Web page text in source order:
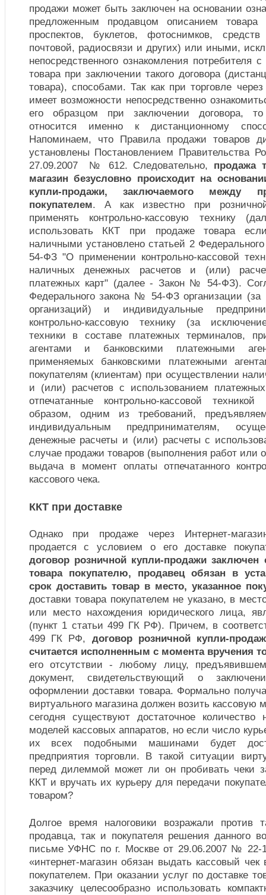
продажи может быть заключен на основании
предложенным продавцом описанием товара
проспектов, буклетов, фотоснимков,
почтовой, радиосвязи и других) или иными,
непосредственного ознакомления потребителя
товара при заключении такого договора
товара), способами. Так как при торговле
имеет возможности непосредственно
его образцом при заключении договора, то
относится именно к дистанционному
Напоминаем, что Правила продажи товаров
установлены Постановлением Правительства
27.09.2007 № 612. Следовательно, продажа
магазин безусловно происходит на
купли-продажи, заключаемого между
покупателем. А как известно при
применять контрольно-кассовую технику
использовать ККТ при продаже товара
наличными установлено статьей 2
54-ФЗ "О применении контрольно-кассовой
наличных денежных расчетов и (или)
платежных карт" (далее - Закон № 54-ФЗ).
Федерального закона № 54-ФЗ организации (за
организаций) и индивидуальные
контрольно-кассовую технику (за
техники в составе платежных терминалов,
агентами и банковскими платежными
применяемых банковскими платежными
покупателям (клиентам) при осуществлении
и (или) расчетов с использованием
отпечатанные контрольно-кассовой
образом, одним из требований,
индивидуальным предпринимателям,
денежные расчеты и (или) расчеты с
случае продажи товаров (выполнения работ или
выдача в момент оплаты отпечатанного
кассового чека.
ККТ при доставке
Однако при продаже через Интернет-
продается с условием о его доставке
договор розничной купли-продажи заключен
товара покупателю, продавец обязан в
срок доставить товар в место, указанное
доставки товара покупателем не указано, в
или место нахождения юридического лица,
(пункт 1 статьи 499 ГК РФ). Причем, в
499 ГК РФ, договор розничной купли-
считается исполненным с момента вручения
его отсутствии - любому лицу,
документ, свидетельствующий о
оформлении доставки товара. Формально
виртуального магазина должен возить
сегодня существуют достаточное количество
моделей кассовых аппаратов, но если число
их всех подобными машинами будет
предприятия торговли. В такой ситуации
перед дилеммой может ли он пробивать чеки
ККТ и вручать их курьеру для передачи
товаром?
Долгое время налоговики возражали против
продавца, так и покупателя решения данного
письме УФНС по г. Москве от 29.06.2007 № 22-
«интернет-магазин обязан выдать кассовый
покупателем. При оказании услуг по доставке
заказчику целесообразно использовать